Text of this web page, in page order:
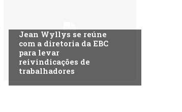
Jean Wyllys se reúne
com a diretoria da EBC
para levar
reivindicações de
trabalhadores